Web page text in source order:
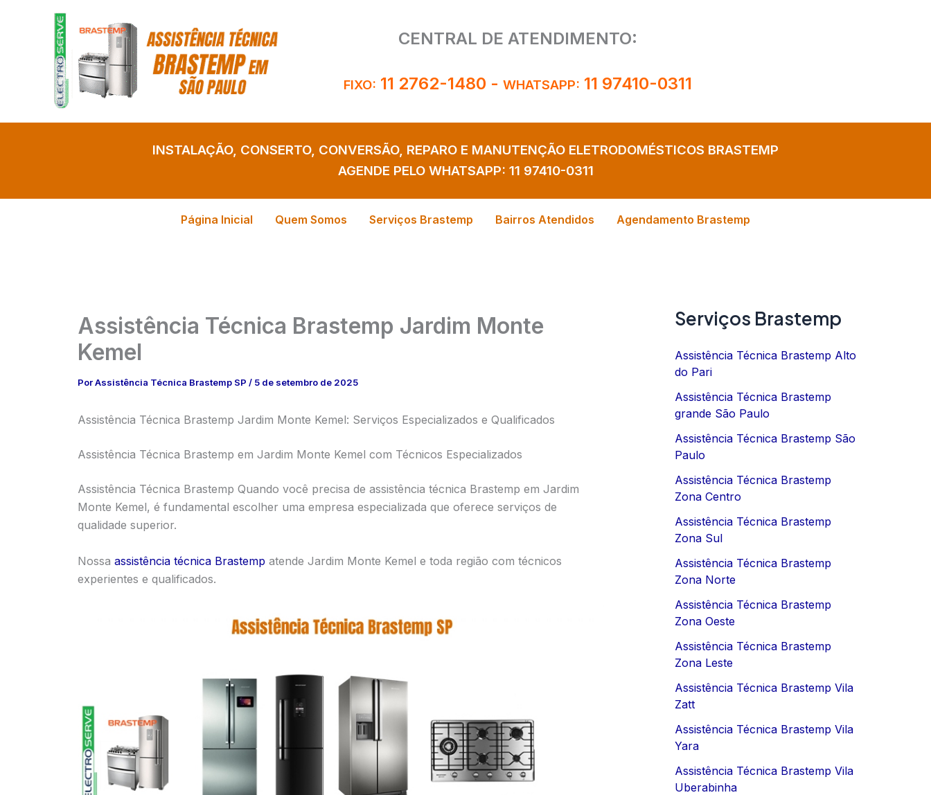
CENTRAL DE ATENDIMENTO:
FIXO: 11 2762-1480 - WHATSAPP: 11 97410-0311
INSTALAÇÃO, CONSERTO, CONVERSÃO, REPARO E MANUTENÇÃO ELETRODOMÉSTICOS BRASTEMP
AGENDE PELO WHATSAPP: 11 97410-0311
Página Inicial Quem Somos Serviços Brastemp Bairros Atendidos Agendamento Brastemp
Assistência Técnica Brastemp Jardim Monte
Kemel
PorAssistência Técnica Brastemp SP / 5 de setembro de 2025
Assistência Técnica Brastemp Jardim Monte Kemel: Serviços Especializados e Qualificados
Assistência Técnica Brastemp em Jardim Monte Kemel com Técnicos Especializados
Assistência Técnica Brastemp Quando você precisa de assistência técnica Brastemp em Jardim
Monte Kemel, é fundamental escolher uma empresa especializada que oferece serviços de
qualidade superior.
Nossa assistência técnica Brastemp atende Jardim Monte Kemel e toda região com técnicos
experientes e qualificados.
Serviços Brastemp
Assistência Técnica Brastemp Alto
do Pari
Assistência Técnica Brastemp
grande São Paulo
Assistência Técnica Brastemp São
Paulo
Assistência Técnica Brastemp
Zona Centro
Assistência Técnica Brastemp
Zona Sul
Assistência Técnica Brastemp
Zona Norte
Assistência Técnica Brastemp
Zona Oeste
Assistência Técnica Brastemp
Zona Leste
Assistência Técnica Brastemp Vila
Zatt
Assistência Técnica Brastemp Vila
Yara
Assistência Técnica Brastemp Vila
Uberabinha